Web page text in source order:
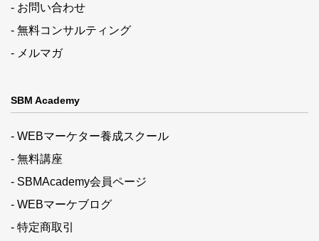
- お問い合わせ
- 無料コンサルティング
- メルマガ
SBM Academy
- WEBマーケター養成スクール
- 無料講座
- SBMAcademy会員ページ
- WEBマーケブログ
- 特定商取引